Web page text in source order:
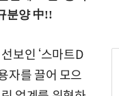
보인 ‘스마트D
자를 끌어 모으